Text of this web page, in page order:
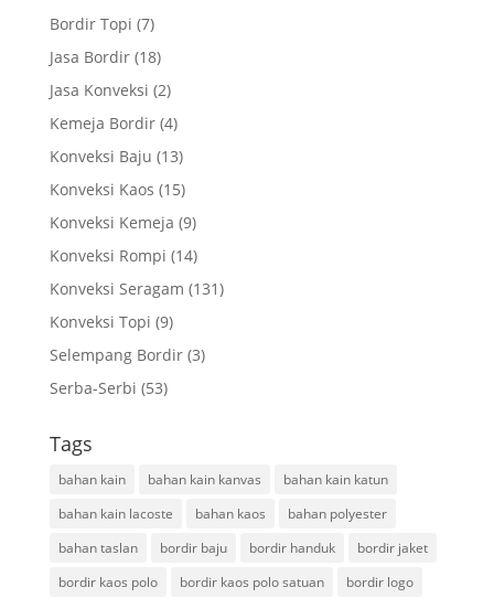
Bordir Topi (7)
Jasa Bordir(18)
Jasa Konveksi (2)
Kemeja Bordir(4)
Konveksi Baju (13)
Konveksi Kaos (15)
Konveksi Kemeja (9)
Konveksi Rompi (14)
Konveksi Seragam (131)
Konveksi Topi (9)
Selempang Bordir(3)
Serba-Serbi (53)
Tags
bahan kain bahan kain kanvas
bahan kain katun
bahan kain lacoste
bahan kaos
bahan polyester
bahan taslan
bordir baju bordir handuk
bordir jaket
bordir kaos polo
bordir kaos polo satuan
bordir logo